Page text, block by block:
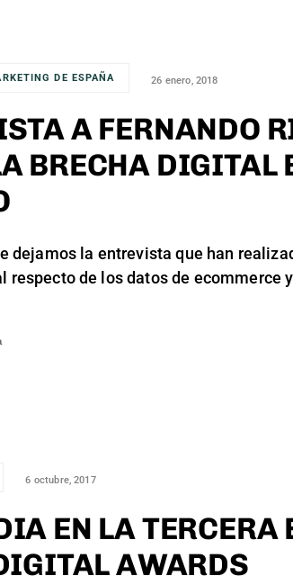
DE ESPAÑA 26 enero, 2018
A FERNANDO
BRECHA DIGITAL
dejamos la entrevista que han
respecto de los datos de ecommerce y
6 octubre, 2017
EN LA TERCERA
AWARDS